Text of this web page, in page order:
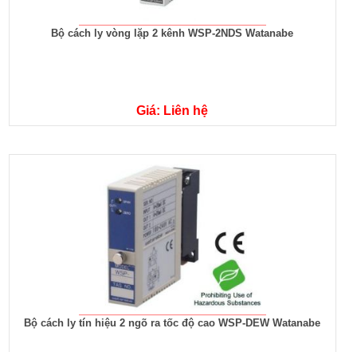
Bộ cách ly vòng lặp 2 kênh WSP-2NDS Watanabe
Giá: Liên hệ
Bộ cách ly tín hiệu 2 ngõ ra tốc độ cao WSP-DEW Watanabe